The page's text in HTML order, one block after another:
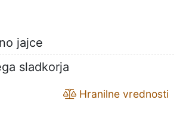
jajce
sladkorja
Hranilne vrednosti